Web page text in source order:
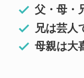
父・母・
兄は芸人
母親は大